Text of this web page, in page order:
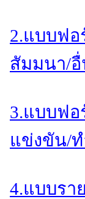
2.แบบฟ
สัมมนา/
3.แบบฟอ
แข่งขัน/
4.แบบรา